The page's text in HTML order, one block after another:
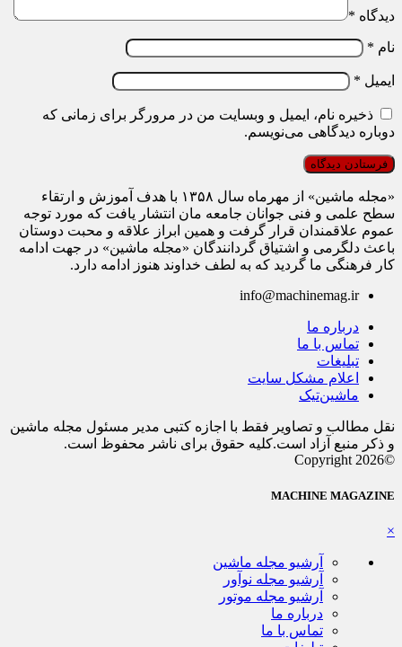
دیدگاه *
نام *
ایمیل *
ذخیره نام، ایمیل و وبسایت من در مرورگر برای زمانی که
دوباره دیدگاهی می‌نویسم.
«مجله ماشین» از مهرماه سال ۱۳۵۸ با هدف آموزش و ارتقاء
سطح علمی و فنی جوانان جامعه مان انتشار یافت که مورد توجه
عموم علاقمندان قرار گرفت و همین ابراز علاقه و محبت دوستان
باعث دلگرمی و اشتیاق گردانندگان «مجله ماشین» در جهت ادامه
کار فرهنگی ما گردید که به لطف خداوند هنوز ادامه دارد.
info@machinemag.ir
درباره ما
تماس با ما
تبلیغات
اعلام مشکل سایت
ماشین‌تیک
نقل مطالب و تصاویر فقط با اجازه کتبی مدیر مسئول مجله ماشین
و ذکر منبع آزاد است.کلیه حقوق برای ناشر محفوظ است.
©Copyright 2026
MACHINE MAGAZINE
×
آرشیو مجله ماشین
آرشیو مجله نوآور
آرشیو مجله موتور
درباره ما
تماس با ما